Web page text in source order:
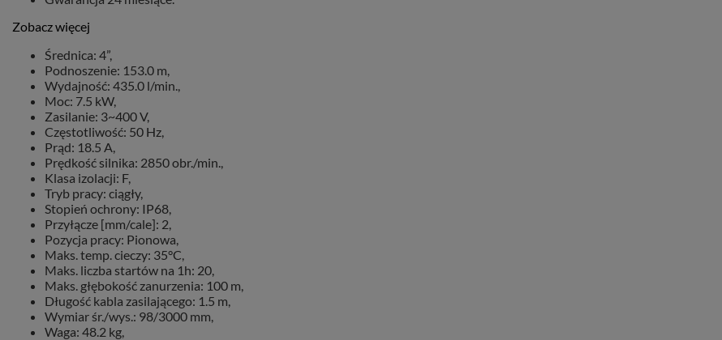
Zobacz więcej
Średnica: 4”,
Podnoszenie: 153.0 m,
Wydajność: 435.0 l/min.,
Moc: 7.5 kW,
Zasilanie: 3~400 V,
Częstotliwość: 50 Hz,
Prąd: 18.5 A,
Prędkość silnika: 2850 obr./min.,
Klasa izolacji: F,
Tryb pracy: ciągły,
Stopień ochrony: IP68,
Przyłącze [mm/cale]: 2,
Pozycja pracy: Pionowa,
Maks. temp. cieczy: 35°C,
Maks. liczba startów na 1h: 20,
Maks. głębokość zanurzenia: 100 m,
Długość kabla zasilającego: 1.5 m,
Wymiar śr./wys.: 98/3000 mm,
Waga: 48.2 kg,